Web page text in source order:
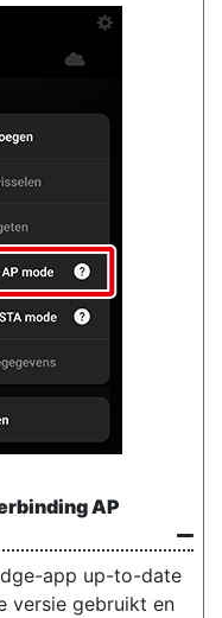
AP
app up-to-date
versie gebruikt en